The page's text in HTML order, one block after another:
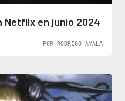
Netflix en junio 2024
POR RODRIGO AYALA